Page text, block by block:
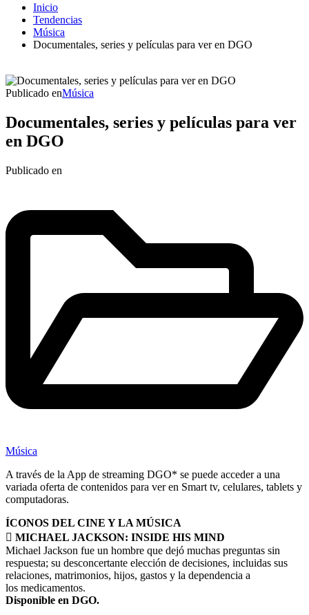
Inicio
Tendencias
Música
Documentales, series y películas para ver en DGO
Publicado enMúsica
Documentales, series y películas para ver
en DGO
Publicado en
Música
A través de la App de streaming DGO* se puede acceder a una
variada oferta de contenidos para ver en Smart tv, celulares, tablets y
computadoras.
ÍCONOS DEL CINE Y LA MÚSICA
 MICHAEL JACKSON: INSIDE HIS MIND
Michael Jackson fue un hombre que dejó muchas preguntas sin
respuesta; su desconcertante elección de decisiones, incluidas sus
relaciones, matrimonios, hijos, gastos y la dependencia a
los medicamentos.
Disponible en DGO.